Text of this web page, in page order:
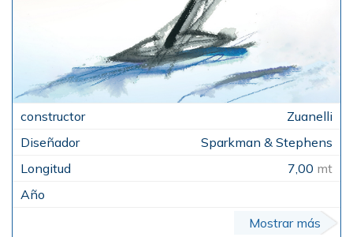
Zuanelli
Sparkman & Stephens
7,00 mt
Mostrar más